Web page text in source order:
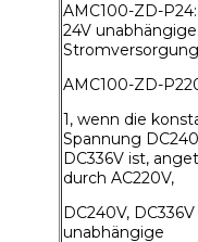
AMC100-ZD-
24V unabhängige
Stromversorgung
AMC100-ZD-
1, wenn die
Spannung
DC336V ist,
durch AC220V,
DC240V, DC336V
unabhängige